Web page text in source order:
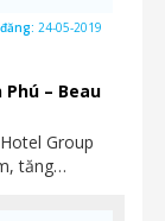
– Beau
Group
tăng…
24-05-2019